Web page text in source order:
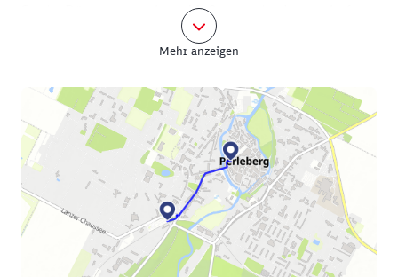
Stadt, Bürger in starkem Maße von der Landschaft
Sie sich nun im „Malerwinkel“. Die Rückseiten
malerischer Fachwerkhäuser gruppieren sich vor dem
Turm der St. Jacobikirche. Biegen Sie in die
Schulgasse ein und gehen an einem Stück der
mittelalterlichen Stadtmauer entlang.
Sie wurde im 14. Jahrhundert errichtet, als
Raubritter die Prignitz unsicher machten. Sechs
Meter reichte sie in die Höhe, 32 Wachtürme sorgten
Mehr anzeigen